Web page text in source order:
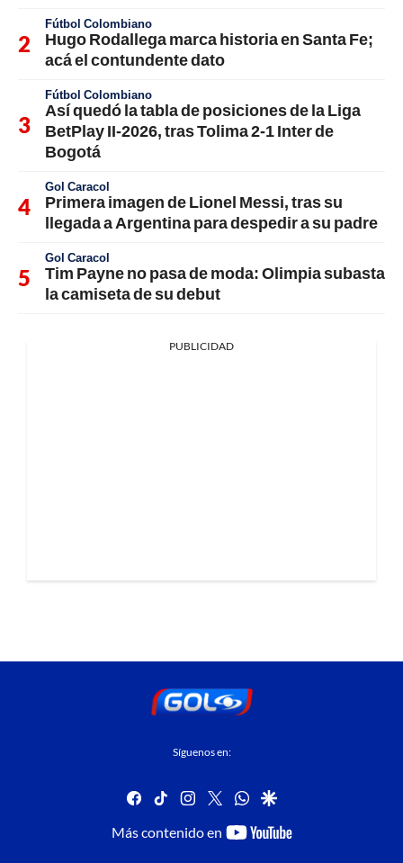
Fútbol Colombiano
Hugo Rodallega marca historia en Santa Fe;
acá el contundente dato
Fútbol Colombiano
Así quedó la tabla de posiciones de la Liga
BetPlay II-2026, tras Tolima 2-1 Inter de
Bogotá
Gol Caracol
Primera imagen de Lionel Messi, tras su
llegada a Argentina para despedir a su padre
Gol Caracol
Tim Payne no pasa de moda: Olimpia subasta
la camiseta de su debut
PUBLICIDAD
Síguenos en:
facebook
tiktok instagram
twitterwhatsapp
google
Más contenido en
youtube-